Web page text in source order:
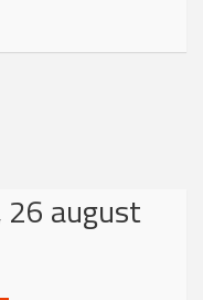
26 august